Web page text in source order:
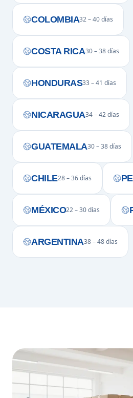
COLOMBIA32 – 40 días
COSTA RICA30 – 38 días
HONDURAS33 – 41 días
NICARAGUA34 – 42 días
GUATEMALA30 – 38 días
CHILE28 – 36 días
MÉXICO22 – 30 días
ARGENTINA38 – 48 días